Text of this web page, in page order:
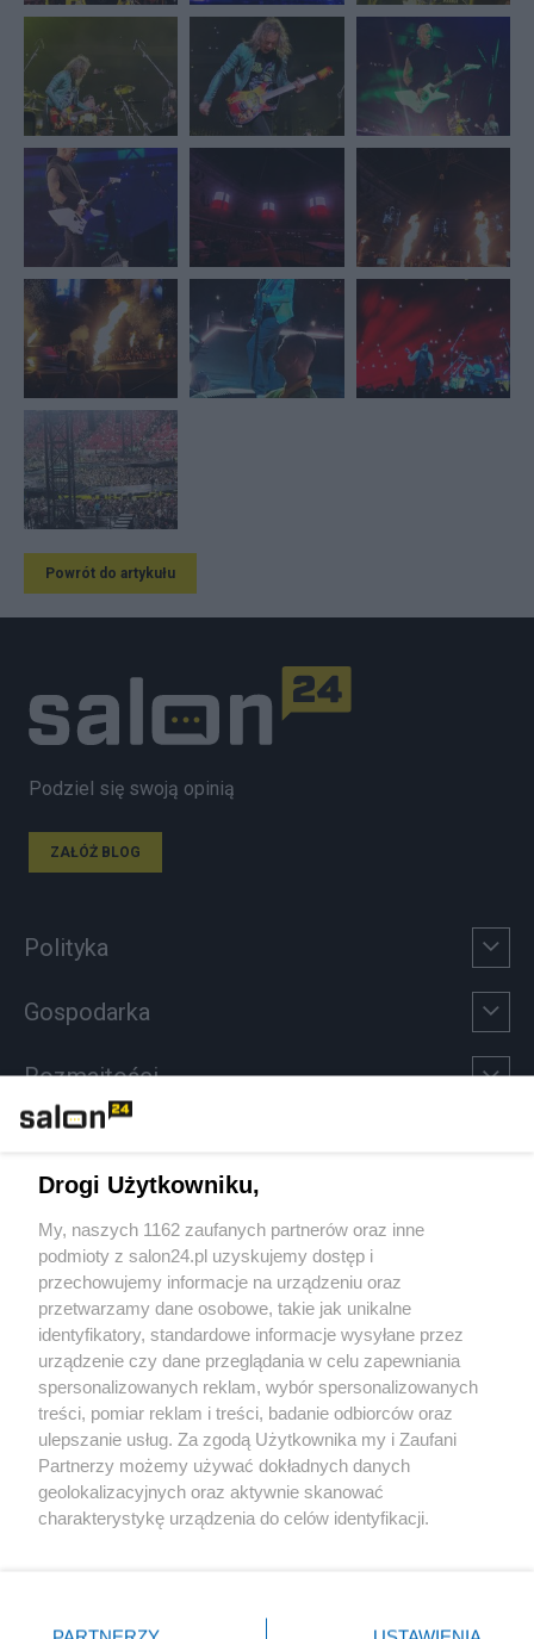
Powrót do artykułu
Podziel się swoją opinią
ZAŁÓŻ BLOG
Polityka
Gospodarka
Rozmaitości
Sport
Społeczeństwo
Kultura
X Facebook Instagram Youtube
Drogi Użytkowniku,
My, naszych 1162 zaufanych partnerów oraz inne
podmioty z salon24.pl uzyskujemy dostęp i
przechowujemy informacje na urządzeniu oraz
przetwarzamy dane osobowe, takie jak unikalne
identyfikatory, standardowe informacje wysyłane przez
urządzenie czy dane przeglądania w celu zapewniania
spersonalizowanych reklam, wybór spersonalizowanych
treści, pomiar reklam i treści, badanie odbiorców oraz
ulepszanie usług. Za zgodą Użytkownika my i Zaufani
Partnerzy możemy używać dokładnych danych
geolokalizacyjnych oraz aktywnie skanować
charakterystykę urządzenia do celów identyfikacji.
zmienić/wycofać klikając przycisk ustawień prywatności